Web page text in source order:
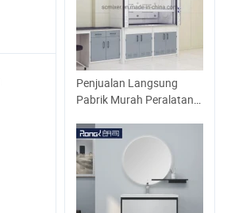
Penjualan Langsung
Pabrik Murah Peralatan
Utama Sekolah